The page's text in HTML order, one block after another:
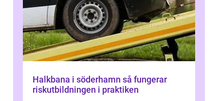
Halkbana i söderhamn så fungerar
riskutbildningen i praktiken